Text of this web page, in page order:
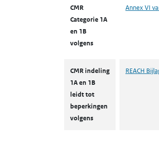
CMR
Categorie 1A
en 1B
volgens
Annex VI
CMR indeling
1A en 1B
leidt tot
beperkingen
volgens
REACH